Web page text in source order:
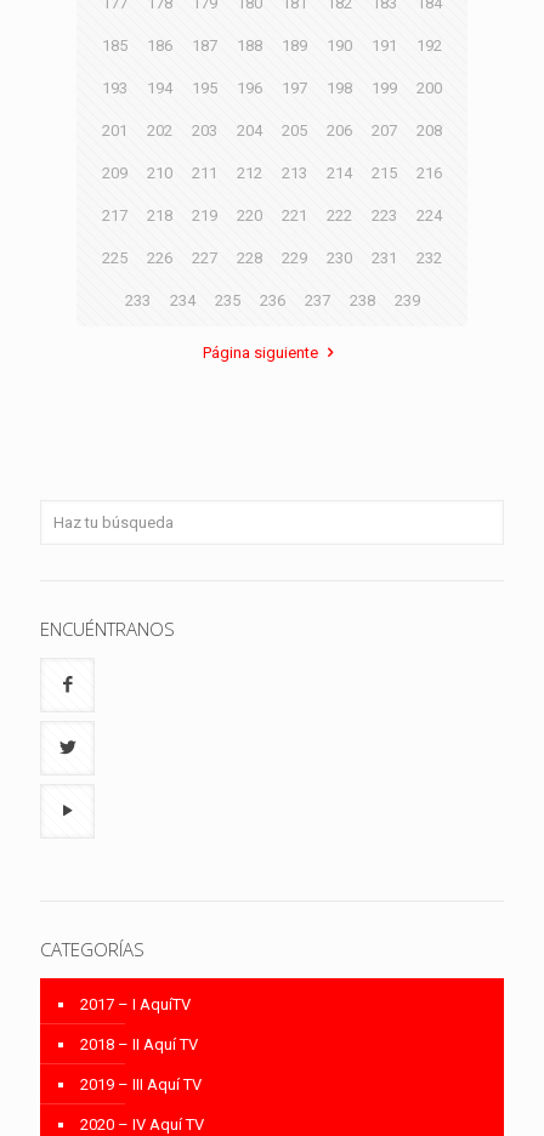
185 186 187 188 189 190 191 192
193 194 195 196 197 198 199 200
201 202 203 204 205 206 207 208
209 210 211 212 213 214 215 216
217 218 219 220 221 222 223 224
225 226 227 228 229 230 231 232
233 234 235 236 237 238 239
Página siguiente
ENCUÉNTRANOS
CATEGORÍAS
2017 – I AquíTV
2018 – II Aquí TV
2019 – III Aquí TV
2020 – IV Aquí TV